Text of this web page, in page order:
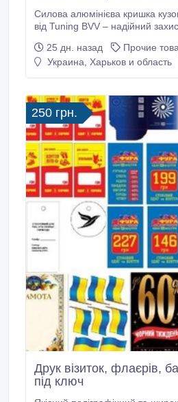
Силова алюмінієва кришка
від Tuning BVV – надійний захист
Виготовляємо кришки для
всіх моделей пікапів за
від 41000 грн, трисекційна – від 51000 грн,
чотирисекційна – від 54000 грн.
25 дн. назад
Прочие
Украина, Харьков и область
250 грн.
Друк візиток, флаєрів,
під ключ